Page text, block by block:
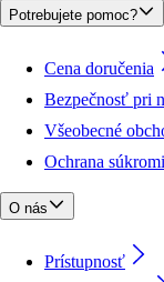
Potrebujete pomoc?
Cena doručenia
Bezpečnosť pri
Všeobecné
Ochrana
O nás
Prístupnosť